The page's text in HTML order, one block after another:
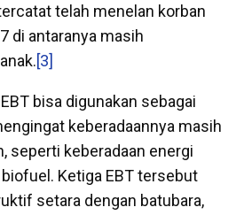
telah menelan korban
di antaranya masih
[3]
bisa digunakan sebagai
keberadaannya masih
seperti keberadaan energi
Ketiga EBT tersebut
setara dengan batubara,